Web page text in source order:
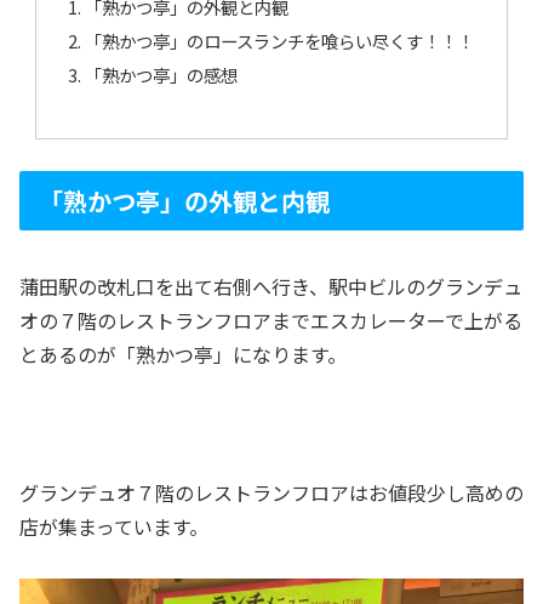
「熟かつ亭」の外観と内観
「熟かつ亭」のロースランチを喰らい尽くす！！！
「熟かつ亭」の感想
「熟かつ亭」の外観と内観
蒲田駅の改札口を出て右側へ行き、駅中ビルのグランデュ
オの７階のレストランフロアまでエスカレーターで上がる
とあるのが「熟かつ亭」になります。
グランデュオ７階のレストランフロアはお値段少し高めの
店が集まっています。